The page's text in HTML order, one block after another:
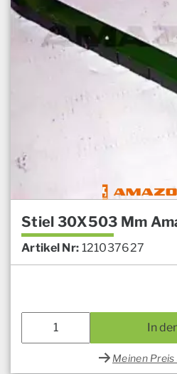
Stiel 30X503 Mm
Artikel Nr: 121037627
In
Meinen